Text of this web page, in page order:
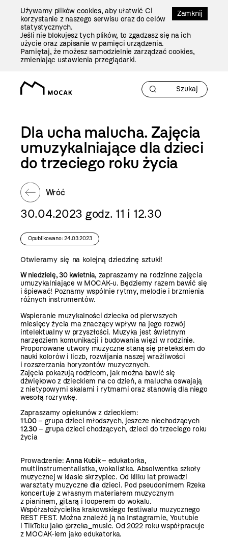
Zamknij
Używamy plików cookies, aby ułatwić Ci
korzystanie z naszego serwisu oraz do celów
statystycznych.
Jeśli nie blokujesz tych plików, to zgadzasz się na ich
użycie oraz zapisanie w pamięci urządzenia.
Pamiętaj, że możesz samodzielnie zarządzać cookies,
zmieniając ustawienia przeglądarki.
Dla ucha malucha. Zajęcia
umuzykalniające dla dzieci
do trzeciego roku życia
Wróć
30.04.2023 godz. 11 i 12.30
Opublikowano: 24.03.2023
Otwieramy się na kolejną dziedzinę sztuki!
W niedzielę, 30 kwietnia, zapraszamy na rodzinne zajęcia
umuzykalniające w MOCAK-u. Będziemy razem bawić się
i śpiewać! Poznamy wspólnie rytmy, melodie i brzmienia
różnych instrumentów.
Wspieranie muzykalności dziecka od pierwszych
miesięcy życia ma znaczący wpływ na jego rozwój
intelektualny w przyszłości. Muzyka jest świetnym
narzędziem komunikacji i budowania więzi w rodzinie.
Proponowane utwory muzyczne staną się pretekstem do
nauki kolorów i liczb, rozwijania naszej wrażliwości
i rozszerzania horyzontów muzycznych.
Zajęcia pokazują rodzicom, jak można bawić się
dźwiękowo z dzieckiem na co dzień, a malucha oswajają
z nietypowymi skalami i rytmami oraz stanowią dla niego
wesołą rozrywkę.
Zapraszamy opiekunów z dzieckiem:
11.00– grupa dzieci młodszych, jeszcze niechodzących
12.30– grupa dzieci chodzących, dzieci do trzeciego roku
życia
Prowadzenie:Anna Kubik– edukatorka,
multiinstrumentalistka, wokalistka. Absolwentka szkoły
muzycznej w klasie skrzypiec. Od kilku lat prowadzi
warsztaty muzyczne dla dzieci. Pod pseudonimem Rzeka
koncertuje z własnym materiałem muzycznym
z pianinem, gitarą i looperem do wokalu.
Współzałożycielka krakowskiego festiwalu muzycznego
REST FEST. Można znaleźć ją na Instagramie, Youtubie
i TikToku jako @rzeka_music. Od 2022 roku współpracuje
z MOCAK-iem jako edukatorka.